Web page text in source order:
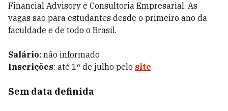
Financial Advisory e Consultoria Empresarial. As
vagas são para estudantes desde o primeiro ano da
faculdade e de todo o Brasil.
Salário: não informado
Inscrições: até 1º de julho pelo site
Sem data definida